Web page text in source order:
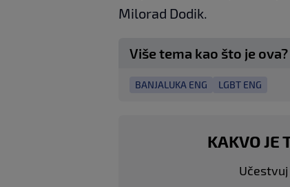
Milorad Dodik.
Više tema kao što je ova?
BANJALUKA ENG LGBT ENG
KAKVO JE